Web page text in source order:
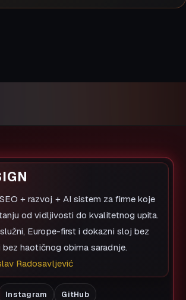
+ razvoj + AI sistem za firme koje
od vidljivosti do kvalitetnog upita.
Europe-first i dokazni sloj bez
bez haotičnog obima saradnje.
Radosavljević
Instagram GitHub